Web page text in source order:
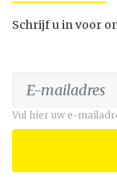
Schrijf u in voor
Vul hier uw e-